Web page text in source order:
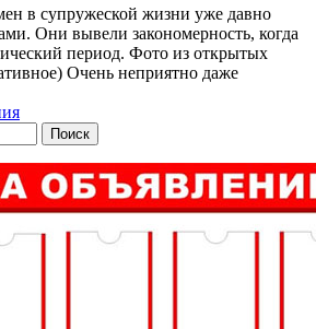
в супружеской жизни уже давно
Они вывели закономерность, когда
период. Фото из открытых
Очень неприятно даже